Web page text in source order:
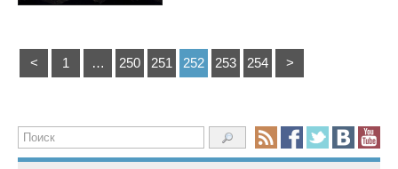
< 1 … 250 251 252 253 254 >